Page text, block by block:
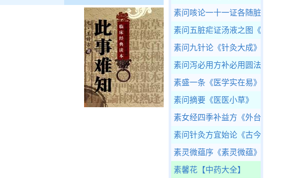
素问咳论一十一证各随脏腑汤液之
素问五脏疟证汤液之图 《此事难知
素问九针论 《针灸大成》
素问泻必用方补必用圆法
素盛一条 《医学实在易》
素问摘要 《医医小草》
素女经四季补益方 《外台秘要》
素问针灸方宜始论 《古今医统大全
素灵微蕴序 《素灵微蕴》
素馨花 【中药大全】